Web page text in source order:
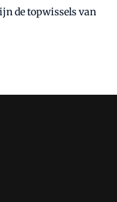
de topwissels van